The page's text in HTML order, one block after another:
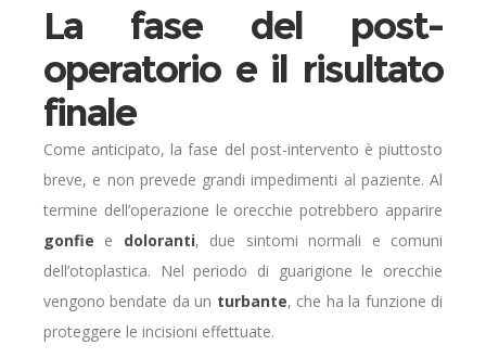
La fase del post-
operatorio e il risultato
finale
Come anticipato, la fase del post-intervento è piuttosto
breve, e non prevede grandi impedimenti al paziente. Al
termine dell’operazione le orecchie potrebbero apparire
gonfie e doloranti, due sintomi normali e comuni
dell’otoplastica. Nel periodo di guarigione le orecchie
vengono bendate da un turbante, che ha la funzione di
proteggere le incisioni effettuate.